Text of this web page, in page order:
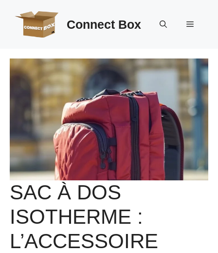
contenu
Connect Box Menu
SAC À DOS
ISOTHERME :
L’ACCESSOIRE